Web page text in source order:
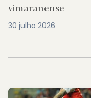
vimaranense
30 julho 2026